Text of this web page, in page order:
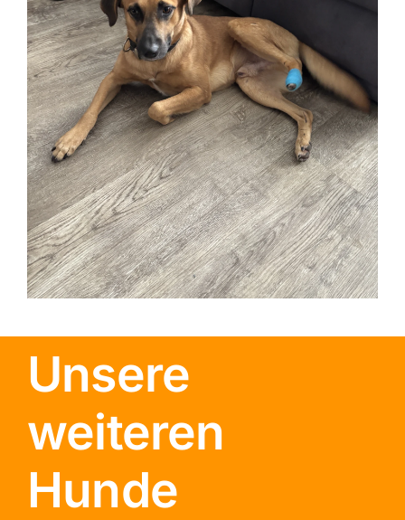
Unsere
weiteren
Hunde